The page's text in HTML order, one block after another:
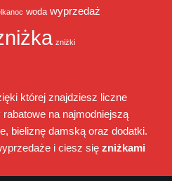
woda wyprzedaż
zniżki
której znajdziesz liczne
na najmodniejszą
bieliznę damską oraz dodatki.
i ciesz się zniżkami